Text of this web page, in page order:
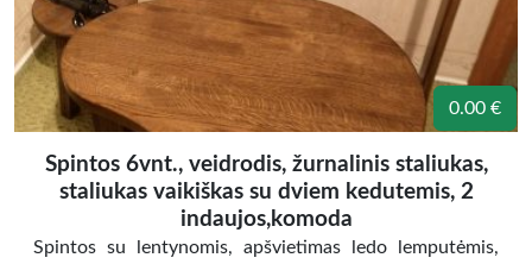
0.00 €
Spintos 6vnt., veidrodis, žurnalinis staliukas,
staliukas vaikiškas su dviem kedutemis, 2
indaujos,komoda
Spintos su lentynomis, apšvietimas ledo lemputėmis,